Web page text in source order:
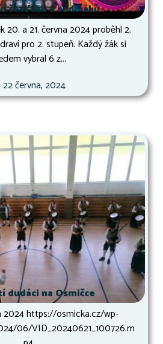
šesťáků a sedmáků
20. a 21. června 2024 proběhl 2.
pro 2. stupeň. Každý žák si
vybral 6 z...
22 června, 2024
dudáci na Osmičce
2024 https://osmicka.cz/wp-
06/VID_20240621_100726.m